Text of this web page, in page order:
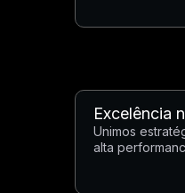
Excelência
Unimos
alta